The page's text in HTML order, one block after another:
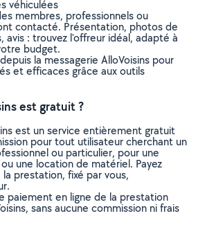
véhiculées
membres, professionnels ou
contacté. Présentation, photos de
avis : trouvez l'offreur idéal, adapté à
budget.
la messagerie AlloVoisins pour
et efficaces grâce aux outils
est gratuit ?
est un service entièrement gratuit
pour tout utilisateur cherchant un
ou particulier, pour une
une location de matériel. Payez
prestation, fixé par vous,
paiement en ligne de la prestation
sans aucune commission ni frais